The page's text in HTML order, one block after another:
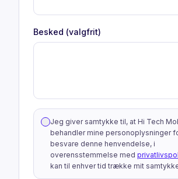
Besked (valgfrit)
Jeg giver samtykke til, at Hi Tech
behandler mine personoplysninger
besvare denne henvendelse, i
overensstemmelse med
kan til enhver tid trække mit